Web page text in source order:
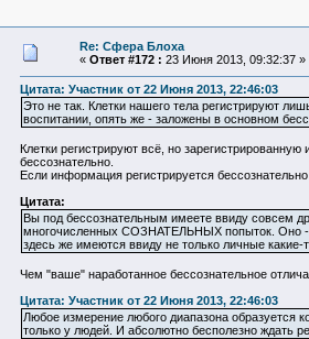
Re: Сфера Блоха
« Ответ #172 : 23 Июня 2013, 09:32:37 »
Цитата: Участник от 22 Июня 2013, 22:46:03
Это не так. Клетки нашего тела регистрируют
воспитании, опять же - заложены в основном
Клетки регистрируют всё, но
бессознательно.
Если информация регистрируется
Цитата:
Вы под бессознательным имеете ввиду совсем
многочисленных СОЗНАТЕЛЬНЫХ попыток. Оно
здесь же имеются ввиду не только личные
Чем "ваше" наработанное бессознательное
Цитата: Участник от 22 Июня 2013, 22:46:03
Любое измерение любого диапазона образуется
только у людей. И абсолютно бесполезно ждать